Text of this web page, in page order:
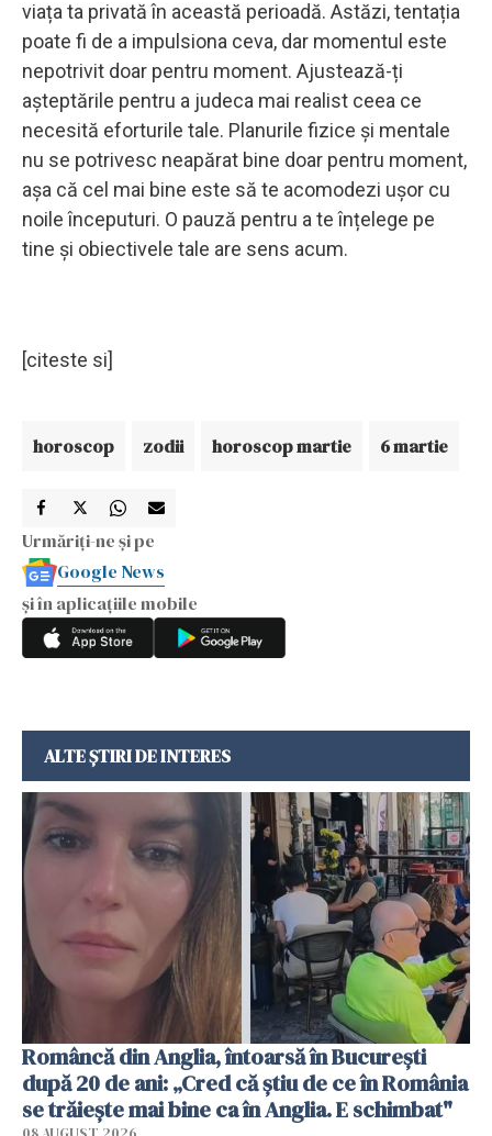
viața ta privată în această perioadă. Astăzi, tentația
poate fi de a impulsiona ceva, dar momentul este
nepotrivit doar pentru moment. Ajustează-ți
așteptările pentru a judeca mai realist ceea ce
necesită eforturile tale. Planurile fizice și mentale
nu se potrivesc neapărat bine doar pentru moment,
așa că cel mai bine este să te acomodezi ușor cu
noile începuturi. O pauză pentru a te înțelege pe
tine și obiectivele tale are sens acum.
[citeste si]
horoscop zodii horoscop martie 6 martie
Urmăriți-ne și pe
Google News
și în aplicațiile mobile
ALTE ȘTIRI DE INTERES
Româncă din Anglia, întoarsă în București
după 20 de ani: „Cred că știu de ce în România
se trăiește mai bine ca în Anglia. E schimbat"